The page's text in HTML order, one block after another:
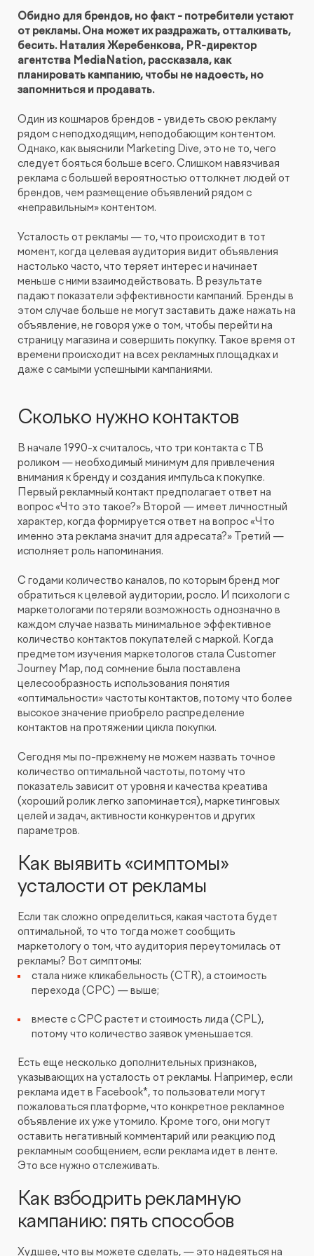
UX-тестирование интернет-магазинов, сайтов
и приложений с респондентами
Глубинные интервью с аудиторией
Создание AI-креативов
Правовой аудит сайта
Оптимизация скорости загрузки сайта
Интеграция и поддержка умного поиска SearchBooster
Настройка Битрикс24
Видеопродакшн
КОНТАКТЫ БЛОГ
ПРЕДЛОЖЕНИЕ ДЛЯ
БЕЛАРУСИ
СЛОВАРЬ ТЕРМИНОВ
РЕФЕРАЛЬНАЯ ПРОГРАММА
Обидно для брендов, но факт - потребители устают
от рекламы. Она может их раздражать, отталкивать,
бесить. Наталия Жеребенкова, PR-директор
агентства MediaNation, рассказала, как
планировать кампанию, чтобы не надоесть, но
запомниться и продавать.
Один из кошмаров брендов - увидеть свою рекламу
рядом с неподходящим, неподобающим контентом.
Однако, как выяснили Marketing Dive, это не то, чего
следует бояться больше всего. Слишком навязчивая
реклама с большей вероятностью оттолкнет людей от
брендов, чем размещение объявлений рядом с
«неправильным» контентом.
Усталость от рекламы — то, что происходит в тот
момент, когда целевая аудитория видит объявления
настолько часто, что теряет интерес и начинает
меньше с ними взаимодействовать. В результате
падают показатели эффективности кампаний. Бренды в
этом случае больше не могут заставить даже нажать на
объявление, не говоря уже о том, чтобы перейти на
страницу магазина и совершить покупку. Такое время от
времени происходит на всех рекламных площадках и
даже с самыми успешными кампаниями.
Сколько нужно контактов
В начале 1990-х считалось, что три контакта с ТВ
роликом — необходимый минимум для привлечения
внимания к бренду и создания импульса к покупке.
Первый рекламный контакт предполагает ответ на
вопрос «Что это такое?» Второй — имеет личностный
характер, когда формируется ответ на вопрос «Что
именно эта реклама значит для адресата?» Третий —
исполняет роль напоминания.
С годами количество каналов, по которым бренд мог
обратиться к целевой аудитории, росло. И психологи с
маркетологами потеряли возможность однозначно в
каждом случае назвать минимальное эффективное
количество контактов покупателей с маркой. Когда
предметом изучения маркетологов стала Customer
Journey Map, под сомнение была поставлена
целесообразность использования понятия
«оптимальности» частоты контактов, потому что более
высокое значение приобрело распределение
контактов на протяжении цикла покупки.
Сегодня мы по-прежнему не можем назвать точное
количество оптимальной частоты, потому что
показатель зависит от уровня и качества креатива
(хороший ролик легко запоминается), маркетинговых
целей и задач, активности конкурентов и других
параметров.
Как выявить «симптомы»
усталости от рекламы
Если так сложно определиться, какая частота будет
оптимальной, то что тогда может сообщить
маркетологу о том, что аудитория переутомилась от
рекламы? Вот симптомы:
стала ниже кликабельность (CTR), а стоимость
перехода (CPC) — выше;
вместе с СРС растет и стоимость лида (CPL),
потому что количество заявок уменьшается.
Есть еще несколько дополнительных признаков,
указывающих на усталость от рекламы. Например, если
реклама идет в Facebook*, то пользователи могут
пожаловаться платформе, что конкретное рекламное
объявление их уже утомило. Кроме того, они могут
оставить негативный комментарий или реакцию под
рекламным сообщением, если реклама идет в ленте.
Это все нужно отслеживать.
Как взбодрить рекламную
кампанию: пять способов
Худшее, что вы можете сделать, — это надеяться на